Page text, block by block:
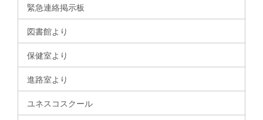
緊急連絡掲示板
図書館より
保健室より
進路室より
ユネスコスクール